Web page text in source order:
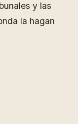
y las
la hagan